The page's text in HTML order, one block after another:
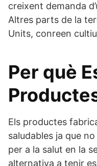
creixent demanda
Altres parts de la
Units, conreen
Per què
Els productes
saludables ja que
per a la salut en la
alternativa a tenir